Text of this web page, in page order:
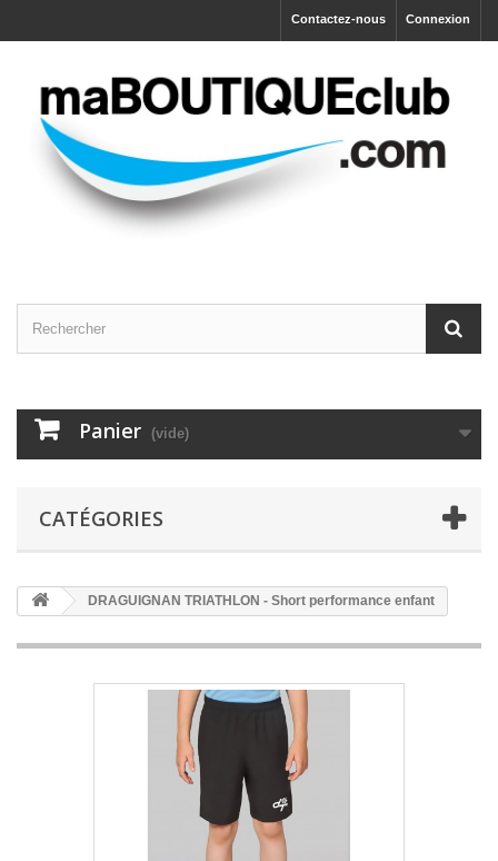
Connexion
Contactez-nous
Panier (vide)
CATÉGORIES
DRAGUIGNAN TRIATHLON - Short performance enfant